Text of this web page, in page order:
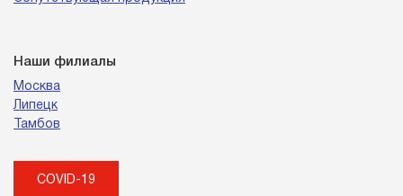
Наши филиалы
Москва
Липецк
Тамбов
COVID-19